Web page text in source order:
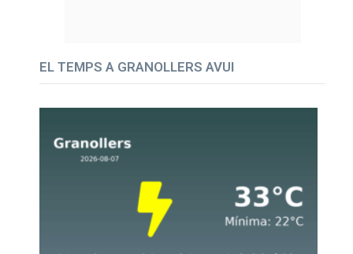
EL TEMPS A GRANOLLERS AVUI